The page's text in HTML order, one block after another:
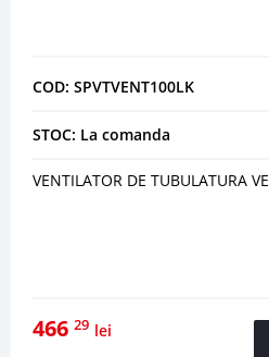
COD: SPVTVENT100LK
STOC: La comanda
VENTILATOR DE TUBULATURA
466 29 lei